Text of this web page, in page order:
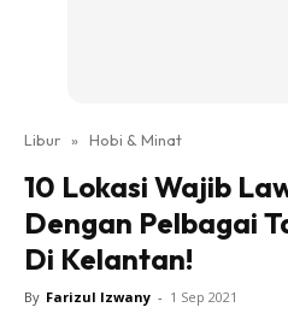
Libur » Hobi & Minat
10 Lokasi Wajib
Dengan Pelbagai
Di Kelantan!
By Farizul Izwany - 1 Sep 2021